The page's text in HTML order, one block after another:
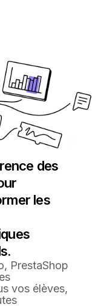
des
les
PrestaShop
vos élèves,